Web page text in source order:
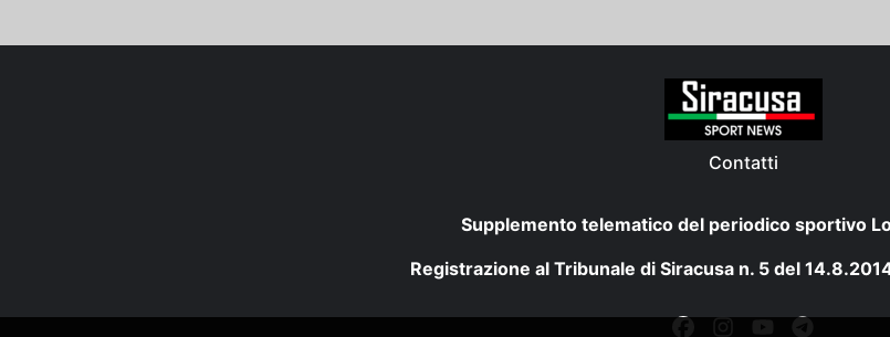
Contatti
Supplemento telematico del periodico sportivo
Registrazione al Tribunale di Siracusa n. 5 del